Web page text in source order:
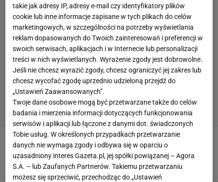
Kasia Dziurska motywuje do ćwiczeń,
pokazując zdjęcie sprzed lat. "Pośladki nie
zrobią się piękne od samego siedzenia"
MATERIAŁ PROMOCYJNY PR
takie jak adresy IP, adresy e-mail czy identyfikatory plików
cookie lub inne informacje zapisane w tych plikach do celów
marketingowych, w szczególności na potrzeby wyświetlania
reklam dopasowanych do Twoich zainteresowań i preferencji w
swoich serwisach, aplikacjach i w Internecie lub personalizacji
treści w nich wyświetlanych. Wyrażenie zgody jest dobrowolne.
Jeśli nie chcesz wyrazić zgody, chcesz ograniczyć jej zakres lub
chcesz wycofać zgodę uprzednio udzieloną przejdź do
„Ustawień Zaawansowanych”.
Twoje dane osobowe mogą być przetwarzane także do celów
badania i mierzenia informacji dotyczących funkcjonowania
serwisów i aplikacji lub łączone z danymi dot. świadczonych
Tobie usług. W określonych przypadkach przetwarzanie
danych nie wymaga zgody i odbywa się w oparciu o
uzasadniony interes Gazeta.pl, jej spółki powiązanej – Agora
S.A. – lub Zaufanych Partnerów. Takiemu przetwarzaniu
możesz się sprzeciwić, przechodząc do „Ustawień